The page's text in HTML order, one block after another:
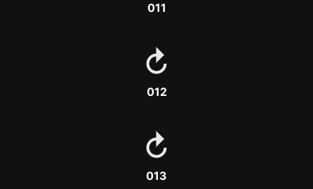
011
012
013